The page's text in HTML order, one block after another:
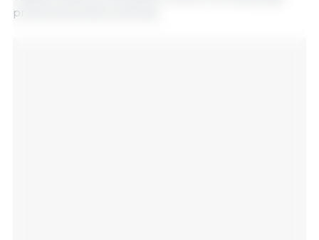
przetrzymywania zwierząt.